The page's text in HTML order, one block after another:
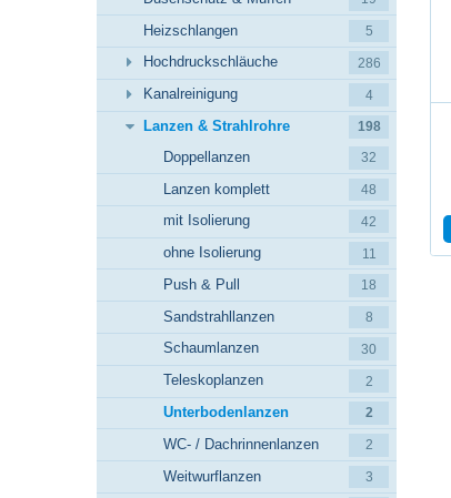
Heizschlangen 5
Hochdruckschläuche 286
Kanalreinigung 4
Lanzen & Strahlrohre 198
Doppellanzen 32
Lanzen komplett 48
mit Isolierung 42
ohne Isolierung 11
Push & Pull 18
Sandstrahllanzen 8
Schaumlanzen 30
Teleskoplanzen 2
Unterbodenlanzen 2
WC- / Dachrinnenlanzen 2
Weitwurflanzen 3